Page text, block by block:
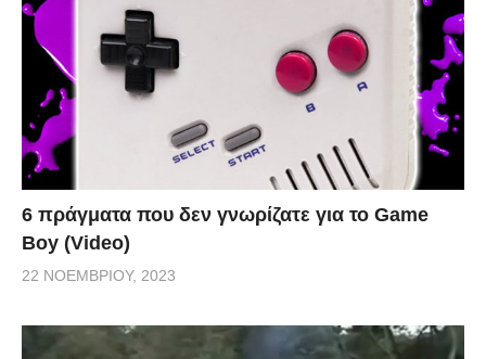
6 πράγματα που δεν γνωρίζατε για το Game
Boy (Video)
22 ΝΟΕΜΒΡΊΟΥ, 2023